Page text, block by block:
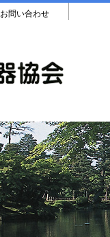
お問い合わせ